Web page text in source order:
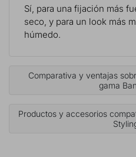
Sí, para una fijación más
seco, y para un look más
húmedo.
Comparativa y ventajas
gama
Productos y accesorios